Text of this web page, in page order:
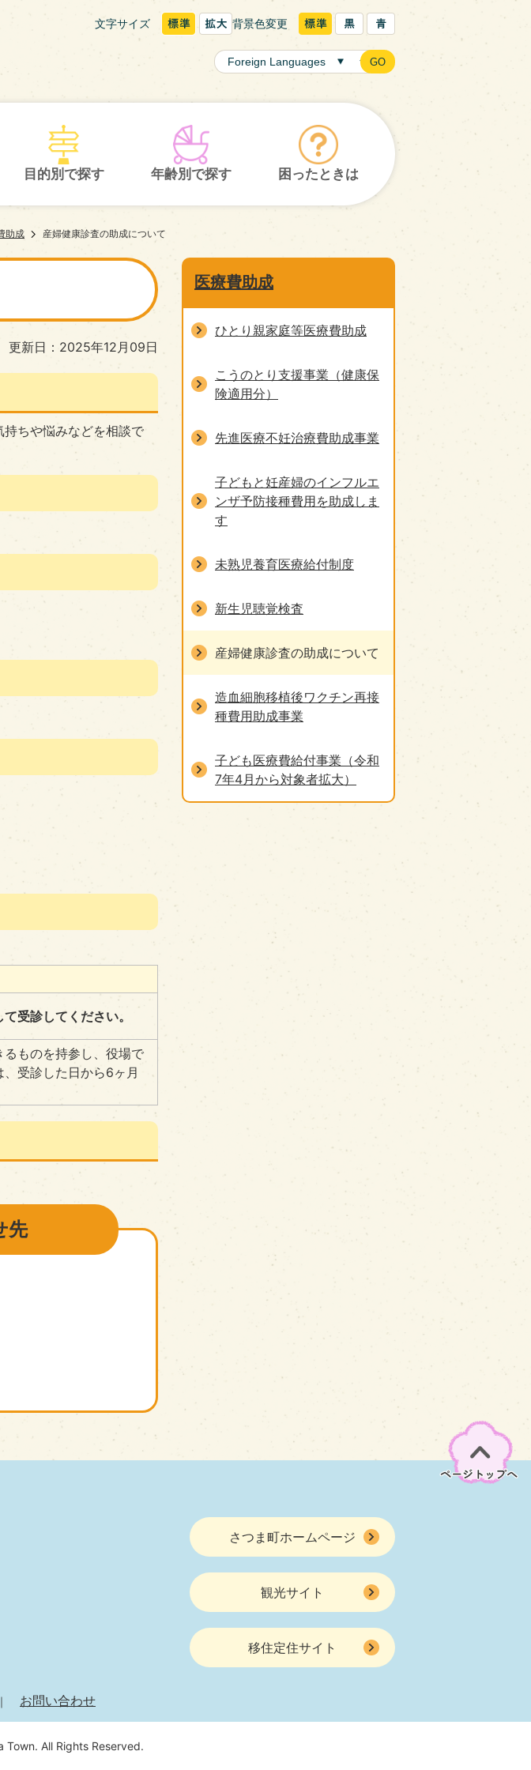
文字サイズ 背景色変更
GO
目的別で探す 年齢別で探す 困ったときは
助成 産婦健康診査の助成について
更新日：2025年12月09日
ちや悩みなどを相談で
受診してください。
ものを持参し、役場で
、受診した日から6ヶ月
先
医療費助成
ひとり親家庭等医療費助成
こうのとり支援事業（健康保
険適用分）
先進医療不妊治療費助成事業
子どもと妊産婦のインフルエ
ンザ予防接種費用を助成しま
す
未熟児養育医療給付制度
新生児聴覚検査
産婦健康診査の助成について
造血細胞移植後ワクチン再接
種費用助成事業
子ども医療費給付事業（令和
7年4月から対象者拡大）
さつま町ホームページ
観光サイト
移住定住サイト
お問い合わせ
All Rights Reserved.